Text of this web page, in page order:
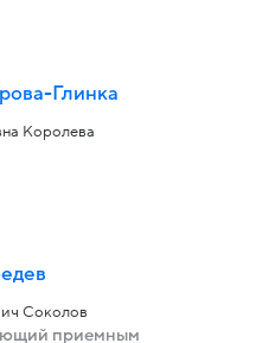
Глинка
Королева
Соколов
приемным